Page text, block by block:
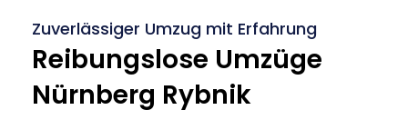
Zuverlässiger Umzug mit Erfahrung
Reibungslose Umzüge
Nürnberg Rybnik